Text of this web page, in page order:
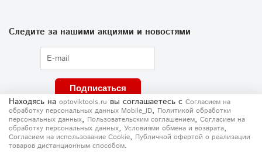
Следите за нашими акциями и новостями
Подписаться
Находясь на optoviktools.ru вы соглашаетесь с Согласием на
обработку персональных данных Mobile_ID, Политикой обработки
персональных данных, Пользовательским соглашением, Согласием на
обработку персональных данных, Условиями обмена и возврата,
Согласием на использование Сookie, Публичной офертой о реализации
товаров дистанционным способом.